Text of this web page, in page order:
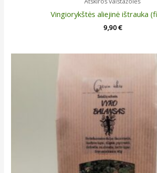
Vingiorykštės aliejinė ištrauka
9,90€